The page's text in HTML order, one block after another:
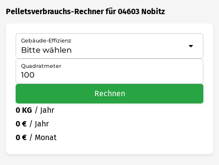
Pelletsverbrauchs-Rechner für 04603 Nobitz
Gebäude-Effizienz
Quadratmeter
Rechnen
0 KG / Jahr
0 € / Jahr
0 € / Monat